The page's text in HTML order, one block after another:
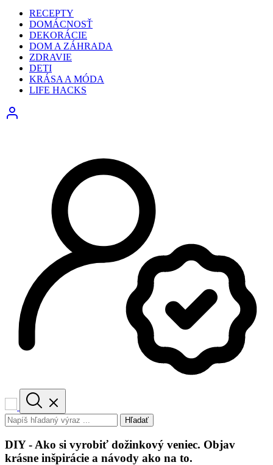
RECEPTY
DOMÁCNOSŤ
DEKORÁCIE
DOM A ZÁHRADA
ZDRAVIE
DETI
KRÁSA A MÓDA
LIFE HACKS
Hľadať
DIY - Ako si vyrobiť dožinkový veniec. Objav
krásne inšpirácie a návody ako na to.